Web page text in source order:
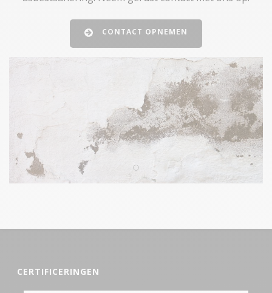
CONTACT OPNEMEN
CERTIFICERINGEN